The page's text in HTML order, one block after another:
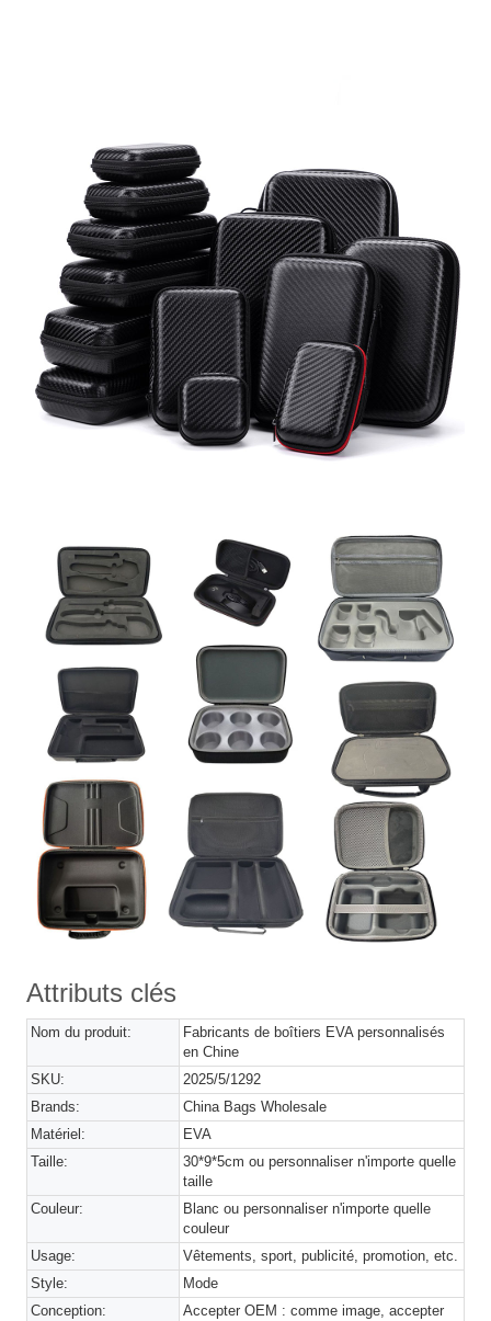
Attributs clés
Nom du produit:
Fabricants de boîtiers EVA personnalisés
en Chine
SKU:
2025/5/1292
Brands:
China Bags Wholesale
Matériel:
EVA
Taille:
30*9*5cm ou personnaliser n'importe quelle
taille
Couleur:
Blanc ou personnaliser n'importe quelle
couleur
Usage:
Vêtements, sport, publicité, promotion, etc.
Style:
Mode
Conception:
Accepter OEM : comme image, accepter